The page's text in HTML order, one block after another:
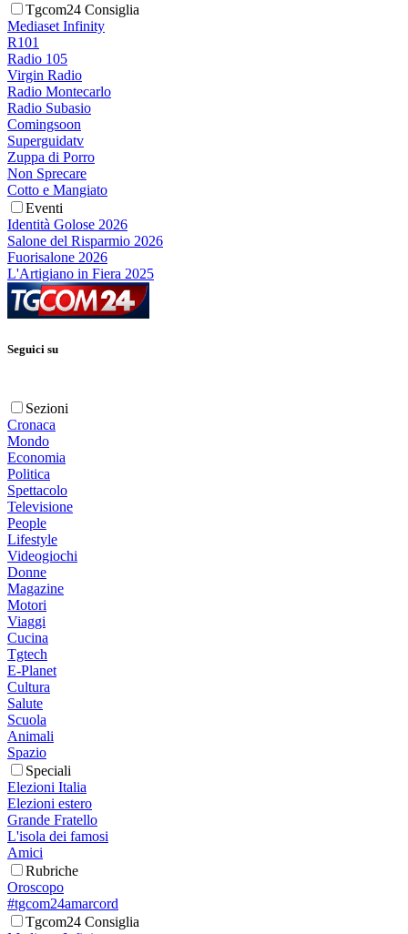
Tgcom24 Consiglia
Mediaset Infinity
R101
Radio 105
Virgin Radio
Radio Montecarlo
Radio Subasio
Comingsoon
Superguidatv
Zuppa di Porro
Non Sprecare
Cotto e Mangiato
Eventi
Identità Golose 2026
Salone del Risparmio 2026
Fuorisalone 2026
L'Artigiano in Fiera 2025
Seguici su
Sezioni
Cronaca
Mondo
Economia
Politica
Spettacolo
Televisione
People
Lifestyle
Videogiochi
Donne
Magazine
Motori
Viaggi
Cucina
Tgtech
E-Planet
Cultura
Salute
Scuola
Animali
Spazio
Speciali
Elezioni Italia
Elezioni estero
Grande Fratello
L'isola dei famosi
Amici
Rubriche
Oroscopo
#tgcom24amarcord
Tgcom24 Consiglia